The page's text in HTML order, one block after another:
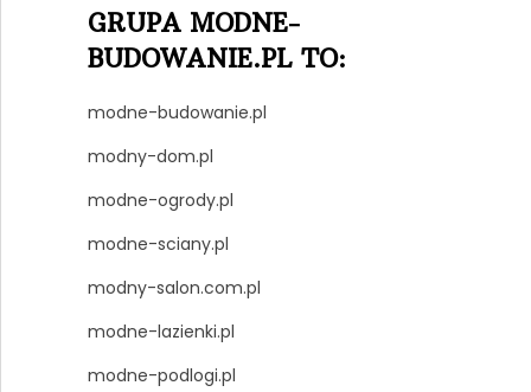
GRUPA MODNE-
BUDOWANIE.PL TO:
modne-budowanie.pl
modny-dom.pl
modne-ogrody.pl
modne-sciany.pl
modny-salon.com.pl
modne-lazienki.pl
modne-podlogi.pl